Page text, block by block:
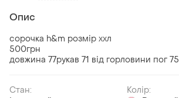
Опис
сорочка h&m розмір ххл
500грн
довжина 77рукав 71 від горловини пог 75
Стан:
Колір: